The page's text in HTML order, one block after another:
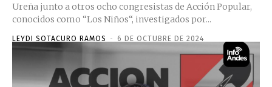
Ureña junto a otros ocho congresistas de Acción Popular,
conocidos como “Los Niños“, investigados por...
LEYDI SOTACURO RAMOS - 6 DE OCTUBRE DE 2024